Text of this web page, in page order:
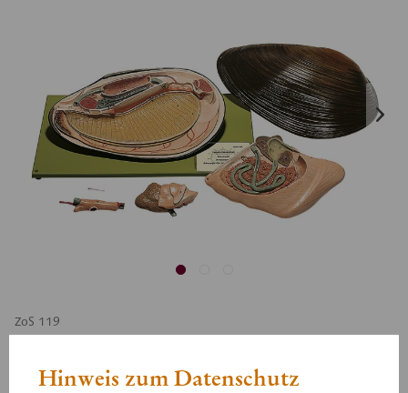
ZoS 119
Hinweis zum Datenschutz